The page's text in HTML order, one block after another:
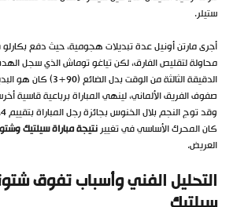
ستيلر.
أجرى مارتن أونيل عدة تبديلات هجومية، حيث دفع
محاولة لتقليص الفارق، لكن تياغو توماش الذي سجل
الدقيقة الثالثة من الوقت
صفوف الفريق الألماني، لينهي المباراة برباعية قاسية
كان المحرك الأساسي في تغييرنتيجة مباراة سيلتيك
العريض.
التحليل الفني وأسباب تفوق